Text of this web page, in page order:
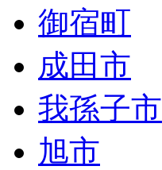
御宿町
成田市
我孫子市
旭市